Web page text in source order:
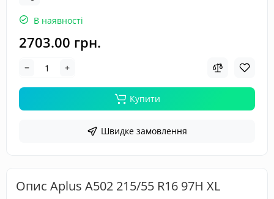
В наявності
2703.00 грн.
Купити
Швидке замовлення
Опис Aplus A502 215/55 R16 97H XL